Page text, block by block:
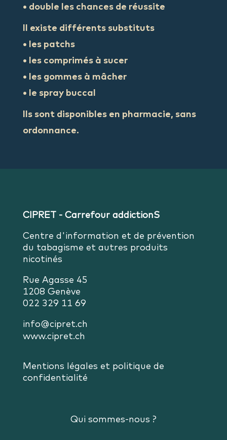
• double les chances de réussite
Il existe différents substituts
• les patchs
• les comprimés à sucer
• les gommes à mâcher
• le spray buccal
Ils sont disponibles en pharmacie, sans
ordonnance.
CIPRET - Carrefour addictionS
Centre d'information et de prévention
du tabagisme et autres produits
nicotinés
Rue Agasse 45
1208 Genève
022 329 11 69
info@cipret.ch
www.cipret.ch
Mentions légales et politique de
confidentialité
Qui sommes-nous ?